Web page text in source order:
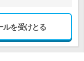
ルを受けとる